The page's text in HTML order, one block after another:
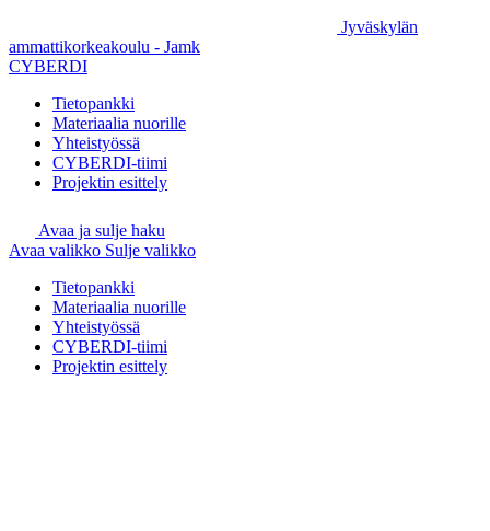
Jyväskylän
ammattikorkeakoulu - Jamk
CYBERDI
Tietopankki
Materiaalia nuorille
Yhteistyössä
CYBERDI-tiimi
Projektin esittely
Avaa ja sulje haku
Avaa valikko Sulje valikko
Tietopankki
Materiaalia nuorille
Yhteistyössä
CYBERDI-tiimi
Projektin esittely